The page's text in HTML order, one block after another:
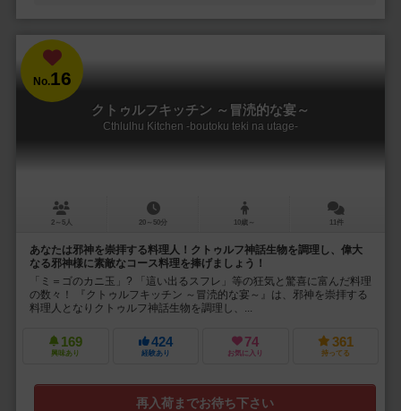
No.16
クトゥルフキッチン ～冒涜的な宴～
Cthlulhu Kitchen -boutoku teki na utage-
2～5人 20～50分 10歳～ 11件
あなたは邪神を崇拝する料理人！クトゥルフ神話生物を調理し、偉大
なる邪神様に素敵なコース料理を捧げましょう！
「ミ＝ゴのカニ玉」? 「這い出るスフレ」等の狂気と驚喜に富んだ料理
の数々！ 『クトゥルフキッチン ～冒涜的な宴～』は、邪神を崇拝する
料理人となりクトゥルフ神話生物を調理し、...
169
興味あり
424
経験あり
74
お気に入り
361
持ってる
再入荷までお待ち下さい